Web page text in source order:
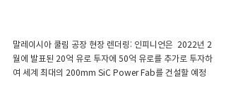
말레이시아 쿨림 공장 현장 렌더링: 인피니언은  2022년 2
월에 발표된 20억 유로 투자에 50억 유로를 추가로 투자하
여 세계 최대의 200mm SiC Power Fab를 건설할 예정